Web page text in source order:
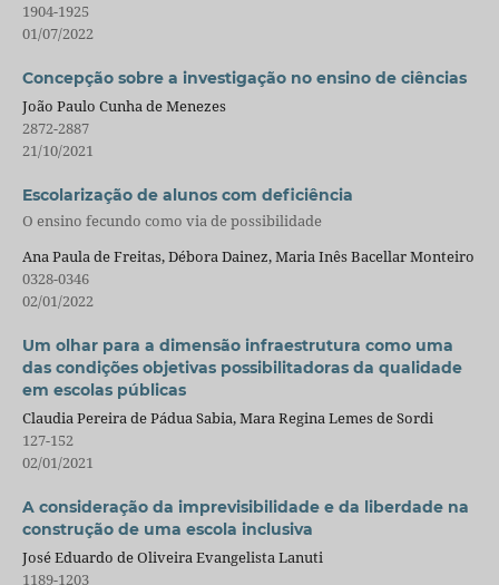
1904-1925
01/07/2022
Concepção sobre a investigação no ensino de ciências
João Paulo Cunha de Menezes
2872-2887
21/10/2021
Escolarização de alunos com deficiência
O ensino fecundo como via de possibilidade
Ana Paula de Freitas, Débora Dainez, Maria Inês Bacellar Monteiro
0328-0346
02/01/2022
Um olhar para a dimensão infraestrutura como uma
das condições objetivas possibilitadoras da qualidade
em escolas públicas
Claudia Pereira de Pádua Sabia, Mara Regina Lemes de Sordi
127-152
02/01/2021
A consideração da imprevisibilidade e da liberdade na
construção de uma escola inclusiva
José Eduardo de Oliveira Evangelista Lanuti
1189-1203